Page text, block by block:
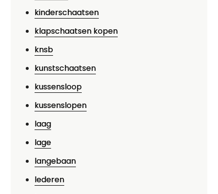
kinderschaatsen
klapschaatsen kopen
knsb
kunstschaatsen
kussensloop
kussenslopen
laag
lage
langebaan
lederen